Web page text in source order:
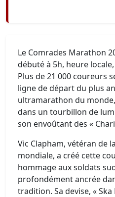
Le Comrades Marathon
débuté à 5h, heure
Plus de 21 000 coureurs
ligne de départ du plus
ultramarathon du
dans un tourbillon de
son envoûtant des «
Vic Clapham, vétéran de
mondiale, a créé cette
hommage aux soldats
profondément ancrée
tradition. Sa devise, «